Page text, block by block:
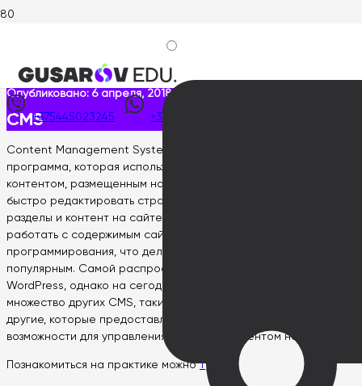
+375445023245 +375445023245
CMS
Опубликовано: 6 апреля, 2018
CMS
Content Management System (CMS) – это компьютерная
программа, которая используется для управления сайтом и
контентом, размещенным на нем. Она позволяет легко и
быстро редактировать страницы, добавлять или удалять
разделы и контент на сайте. Благодаря различным CMS,
работать с содержимым сайта могут люди без знаний
программирования, что делает их использование очень
популярным. Самой распространенной CMS является
WordPress, однако на сегодняшний день существует
множество других CMS, таких как Joomla, Drupal, Bitrix и
другие, которые предоставляют различные функциональные
возможности для управления сайтом и контентом на нем.
Познакомиться на практике можнотут